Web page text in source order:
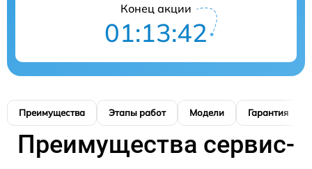
Конец акции
01:13:42
Преимущества Этапы работ Модели Гарантия
Преимущества сервис-